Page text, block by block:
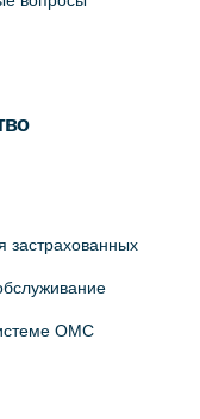
ОМС